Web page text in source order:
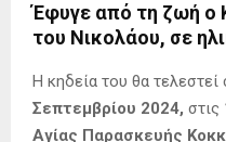
Έφυγε από τη ζωή ο
του Νικολάου, σε
Η κηδεία του θα τελεστεί
Σεπτεμβρίου 2024, στις
Αγίας Παρασκευής